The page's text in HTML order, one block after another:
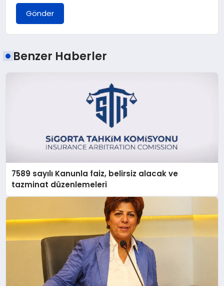
Gönder
Benzer Haberler
7589 sayılı Kanunla faiz, belirsiz alacak ve
tazminat düzenlemeleri